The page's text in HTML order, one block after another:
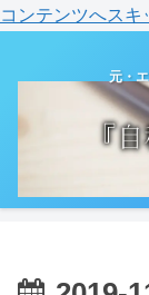
コンテンツへスキ
元・